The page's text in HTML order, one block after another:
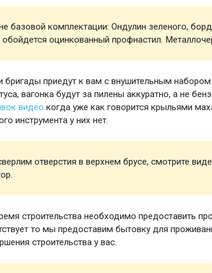
базовой комплектации: Ондулин зеленого,
обойдется оцинкованный профнастил.
бригады приедут к вам с внушительным набором
вагонка будут за пилены аккуратно, а не
видео когда уже как говорится крыльями
инструмента у них нет.
отверстия в верхнем брусе, смотрите
строительства необходимо предоставить
то мы предоставим бытовку для
строительства у вас.